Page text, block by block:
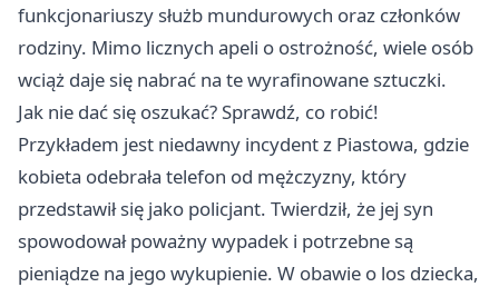
funkcjonariuszy służb mundurowych oraz członków
rodziny. Mimo licznych apeli o ostrożność, wiele osób
wciąż daje się nabrać na te wyrafinowane sztuczki.
Jak nie dać się oszukać? Sprawdź, co robić!
Przykładem jest niedawny incydent z Piastowa, gdzie
kobieta odebrała telefon od mężczyzny, który
przedstawił się jako policjant. Twierdził, że jej syn
spowodował poważny wypadek i potrzebne są
pieniądze na jego wykupienie. W obawie o los dziecka,